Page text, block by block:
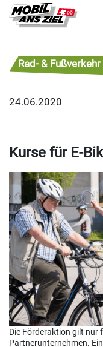
Rad- &
24.06.2020
Kurse für E-
Die Förderaktion gilt nur
Partnerunternehmen.